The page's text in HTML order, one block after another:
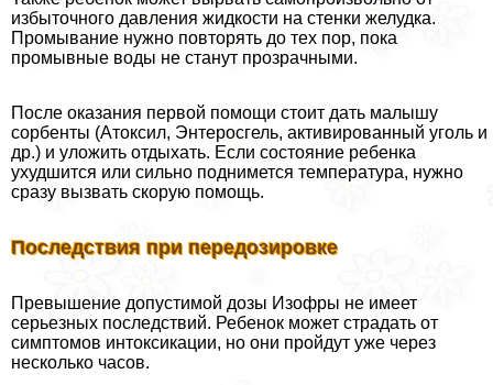
избыточного давления жидкости на стенки желудка.
Промывание нужно повторять до тех пор, пока
промывные воды не станут прозрачными.
После оказания первой помощи стоит дать малышу
сорбенты (Атоксил, Энтеросгель, активированный уголь и
др.) и уложить отдыхать. Если состояние ребенка
ухудшится или сильно поднимется температура, нужно
сразу вызвать скорую помощь.
Последствия при передозировке
Превышение допустимой дозы Изофры не имеет
серьезных последствий. Ребенок может страдать от
симптомов интоксикации, но они пройдут уже через
несколько часов.